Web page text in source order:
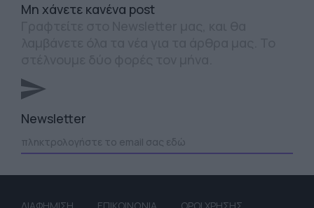
Mη χάνετε κανένα post
Newsletter